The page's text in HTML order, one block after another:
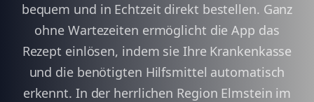
bequem und in Echtzeit direkt bestellen. Ganz
ohne Wartezeiten ermöglicht die App das
Rezept einlösen, indem sie Ihre Krankenkasse
und die benötigten Hilfsmittel automatisch
erkennt. In der herrlichen Region Elmstein im